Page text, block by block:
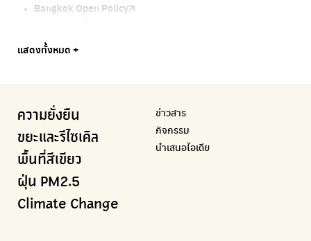
Bangkok Open Policy
Bangkok Trees
BKK Zero Waste
กรุงเทพฯไม่เทรวม
ลุงซาเล้งกับขยะที่หายไป
CHULA Zero Waste
จัดการขยะภายในพื้นที่อย่างเป็นระบบ
แสดงทั้งหมด +
CHULA Zero Waste
Green2Get
กรมควบคุมมลพิษ
แหล่งข้อมูลเกี่ยวกับมาตรฐานคุณภาพอากาศ น้ำ และเสียง
มูลนิธิโลกสีเขียว
How to ting
การแยกขยะให้สนุก
กรมควบคุมมลพิษ
Line Alert
Greenpeace
มูลนิธิสภาประชาชนเพื่อสิ่งแวดล้อม
สำนักสิ่งแวดล้อม กรุงเทพมหานคร
เตะฝุ่น
แผนที่การระบายอากาศในช่วงสูงสุดของแต่ละวัน
Thai Green Urban (TGU)
Urban Design and Development Center
กระทรวงทรัพยากรธรรมชาติและสิ่งแวดล้อม
กรมส่งเสริมคุณภาพและสิ่งแวดล้อม
Greenpeace
Climate Strike Thailand
Carbon Footprint Thailand
เรียนรู้เครื่องมือคำนวณคาร์บอนฟุตพริ้นท์
กรมอุตุนิยมวิทยา
Net Zero Carbon
Everything about our planet and more
ความยั่งยืน
ขยะและรีไซเคิล
พื้นที่สีเขียว
ฝุ่น PM2.5
Climate Change
ข่าวสาร
กิจกรรม
นำเสนอไอเดีย